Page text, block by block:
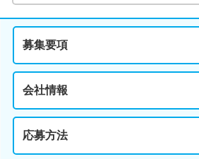
募集要項
会社情報
応募方法